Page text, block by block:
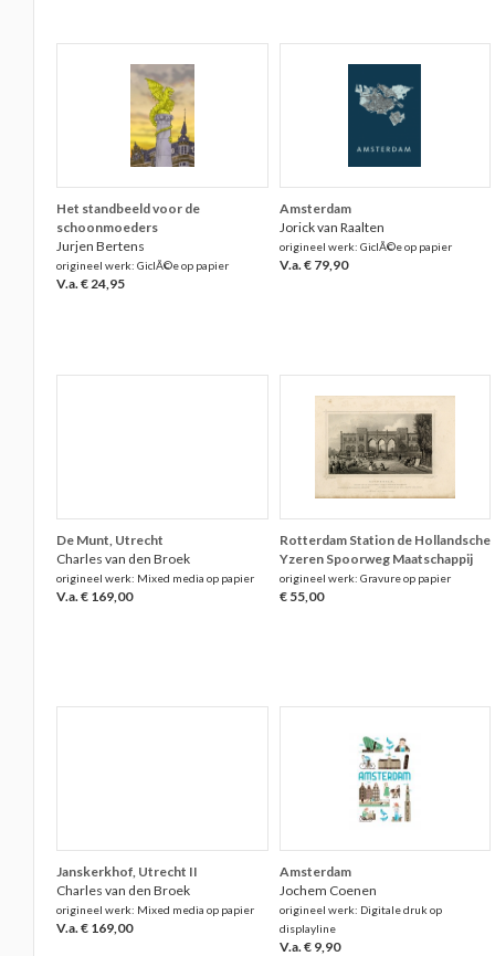
Het standbeeld voor de
schoonmoeders
Jurjen Bertens
origineel werk: GiclÃ©e op papier
V.a. € 24,95
Amsterdam
Jorick van Raalten
origineel werk: GiclÃ©e op papier
V.a. € 79,90
De Munt, Utrecht
Charles van den Broek
origineel werk: Mixed media op papier
V.a. € 169,00
Rotterdam Station de Hollandsche
Yzeren Spoorweg Maatschappij
origineel werk: Gravure op papier
€ 55,00
Janskerkhof, Utrecht II
Charles van den Broek
origineel werk: Mixed media op papier
V.a. € 169,00
Amsterdam
Jochem Coenen
origineel werk: Digitale druk op
displayline
V.a. € 9,90